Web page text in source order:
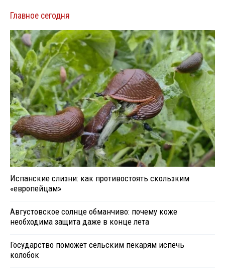
Главное сегодня
Испанские слизни: как противостоять скользким
«европейцам»
Августовское солнце обманчиво: почему коже
необходима защита даже в конце лета
Государство поможет сельским пекарям испечь
колобок